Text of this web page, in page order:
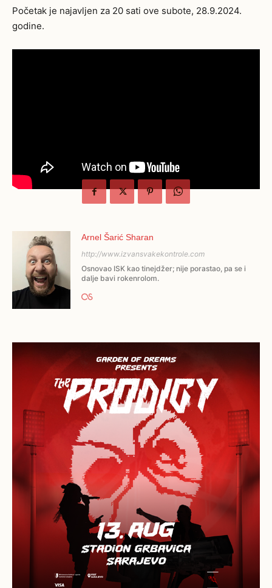
Početak je najavljen za 20 sati ove subote, 28.9.2024.
godine.
Arnel Šarić Sharan
http://www.izvansvakekontrole.com
Osnovao ISK kao tinejdžer; nije porastao, pa se i
dalje bavi rokenrolom.